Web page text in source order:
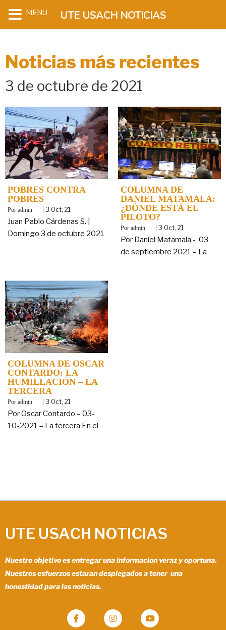
Noticias más recientes
3 de octubre de 2021
POBRES CONTRA
POBRES
By admin 3 Oct, 21
Juan Pablo Cárdenas S. |
Domingo 3 de octubre 2021
COLUMNA DE
DANIEL MATAMALA:
¿DÓNDE ESTÁ EL
PILOTO?
By admin 3 Oct, 21
Por Daniel Matamala - 03
de septiembre 2021 – La
COLUMNA DE OSCAR
CONTARDO: LA
HUMILLACIÓN – LA
TERCERA
By admin | 3 Oct, 21
Por Oscar Contardo – 03-
10-2021 – La tercera En el
UTE USACH NOTICIAS
Nuestro objetivo es entregar una informacion veraz y oportuna.
Nuestros esfuerzos estaran desplegados a tener una
honestidad para las noticias.
MENU UTE USACH NOTICIAS